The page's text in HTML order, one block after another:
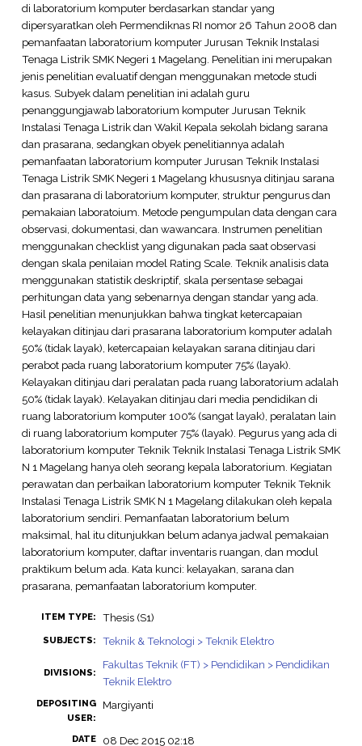
di laboratorium komputer berdasarkan standar yang
dipersyaratkan oleh Permendiknas RI nomor 26 Tahun 2008 dan
pemanfaatan laboratorium komputer Jurusan Teknik Instalasi
Tenaga Listrik SMK Negeri 1 Magelang. Penelitian ini merupakan
jenis penelitian evaluatif dengan menggunakan metode studi
kasus. Subyek dalam penelitian ini adalah guru
penanggungjawab laboratorium komputer Jurusan Teknik
Instalasi Tenaga Listrik dan Wakil Kepala sekolah bidang sarana
dan prasarana, sedangkan obyek penelitiannya adalah
pemanfaatan laboratorium komputer Jurusan Teknik Instalasi
Tenaga Listrik SMK Negeri 1 Magelang khususnya ditinjau sarana
dan prasarana di laboratorium komputer, struktur pengurus dan
pemakaian laboratoium. Metode pengumpulan data dengan cara
observasi, dokumentasi, dan wawancara. Instrumen penelitian
menggunakan checklist yang digunakan pada saat observasi
dengan skala penilaian model Rating Scale. Teknik analisis data
menggunakan statistik deskriptif, skala persentase sebagai
perhitungan data yang sebenarnya dengan standar yang ada.
Hasil penelitian menunjukkan bahwa tingkat ketercapaian
kelayakan ditinjau dari prasarana laboratorium komputer adalah
50% (tidak layak), ketercapaian kelayakan sarana ditinjau dari
perabot pada ruang laboratorium komputer 75% (layak).
Kelayakan ditinjau dari peralatan pada ruang laboratorium adalah
50% (tidak layak). Kelayakan ditinjau dari media pendidikan di
ruang laboratorium komputer 100% (sangat layak), peralatan lain
di ruang laboratorium komputer 75% (layak). Pegurus yang ada di
laboratorium komputer Teknik Teknik Instalasi Tenaga Listrik SMK
N 1 Magelang hanya oleh seorang kepala laboratorium. Kegiatan
perawatan dan perbaikan laboratorium komputer Teknik Teknik
Instalasi Tenaga Listrik SMK N 1 Magelang dilakukan oleh kepala
laboratorium sendiri. Pemanfaatan laboratorium belum
maksimal, hal itu ditunjukkan belum adanya jadwal pemakaian
laboratorium komputer, daftar inventaris ruangan, dan modul
praktikum belum ada. Kata kunci: kelayakan, sarana dan
prasarana, pemanfaatan laboratorium komputer.
ITEM TYPE: Thesis (S1)
SUBJECTS: Teknik & Teknologi > Teknik Elektro
DIVISIONS:
Fakultas Teknik (FT) > Pendidikan > Pendidikan
Teknik Elektro
DEPOSITING
USER:
Margiyanti
DATE 08 Dec 2015 02:18